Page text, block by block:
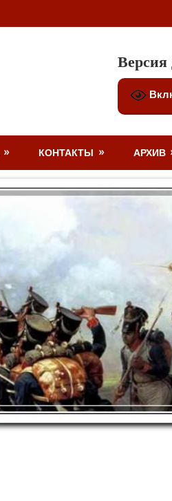
Версия
КОНТАКТЫ АРХИВ